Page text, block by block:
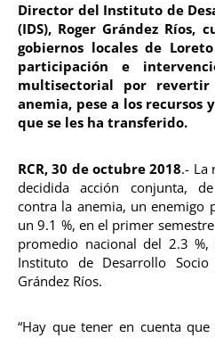
Director del Instituto de
(IDS), Roger Grández Ríos,
gobiernos locales de
participación e
multisectorial por
anemia, pese a los recursos
que se les ha transferido.
RCR, 30 de octubre 2018.- La
decidida acción conjunta,
contra la anemia, un enemigo
un 9.1 %, en el primer
promedio nacional del 2.3
Instituto de Desarrollo Socio
Grández Ríos.
“Hay que tener en cuenta que